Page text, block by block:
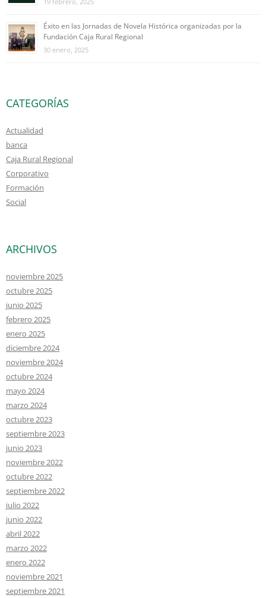
Éxito en las Jornadas de Novela Histórica organizadas por la
Fundación Caja Rural Regional
30 enero, 2025
CATEGORÍAS
Actualidad
banca
Caja Rural Regional
Corporativo
Formación
Social
ARCHIVOS
noviembre 2025
octubre 2025
junio 2025
febrero 2025
enero 2025
diciembre 2024
noviembre 2024
octubre 2024
mayo 2024
marzo 2024
octubre 2023
septiembre 2023
junio 2023
noviembre 2022
octubre 2022
septiembre 2022
julio 2022
junio 2022
abril 2022
marzo 2022
enero 2022
noviembre 2021
septiembre 2021